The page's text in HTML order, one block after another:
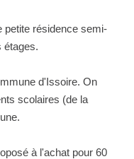
Immobilier)
(AGI)
petite résidence semi-
étages.
d'Issoire. On
scolaires (de la
à l'achat pour 60